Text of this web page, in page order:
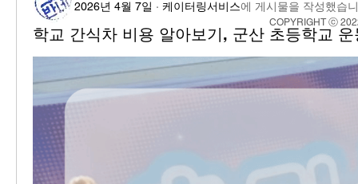
2026년 4월 7일 · 케이터링서비스에 게시물을 작성했습
학교 간식차 비용 알아보기, 군산 초등학교
COPYRIGHT ⓒ